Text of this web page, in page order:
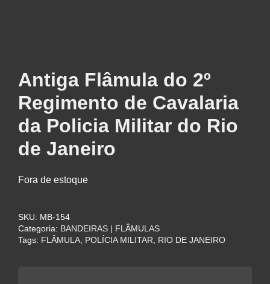
Antiga Flâmula do 2º
Regimento de Cavalaria
da Policia Militar do Rio
de Janeiro
Fora de estoque
SKU: MB-154
Categoria: BANDEIRAS | FLÂMULAS
Tags: FLÂMULA, POLÍCIA MILITAR, RIO DE JANEIRO